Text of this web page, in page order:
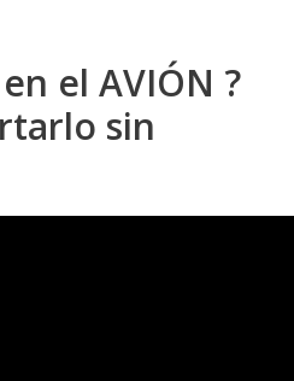
el AVIÓN ?
sin